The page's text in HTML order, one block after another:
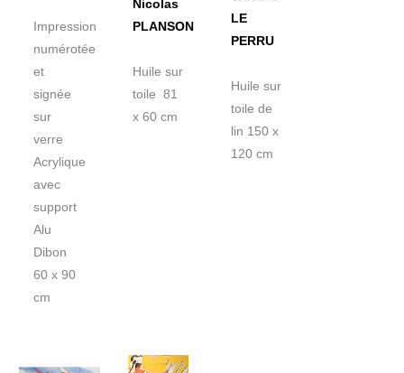
Impression
numérotée
et
signée
sur
verre
Acrylique
avec
support
Alu
Dibon
60 x 90
cm
Nicolas
PLANSON
Huile sur
toile 81
x 60 cm
LE
PERRU
Huile sur
toile de
lin 150 x
120 cm